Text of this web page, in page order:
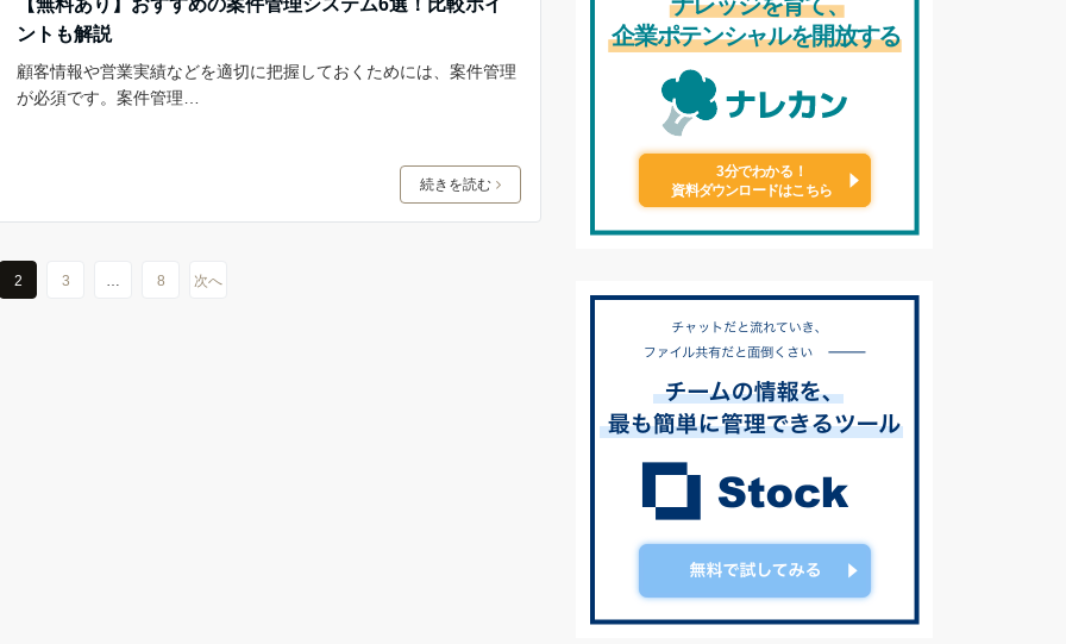
【無料あり】おすすめの案件管理システム6選！比較ポイ
ントも解説
顧客情報や営業実績などを適切に把握しておくためには、案件管理
が必須です。案件管理…
続きを読む
2 3 … 8 次へ